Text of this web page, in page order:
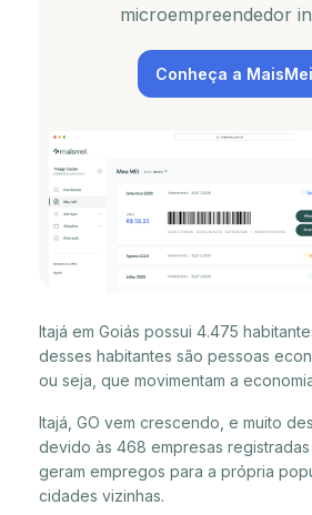
microempreendedor
Conheça a MaisMei
Itajá em Goiás possui 4.475
desses habitantes são pessoas
ou seja, que movimentam a
Itajá, GO vem crescendo, e muito
devido às 468 empresas
geram empregos para a própria
cidades vizinhas.